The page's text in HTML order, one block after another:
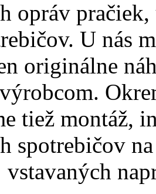
opráv
U nás
originálne
tiež montáž,
spotrebičov
vstavaných